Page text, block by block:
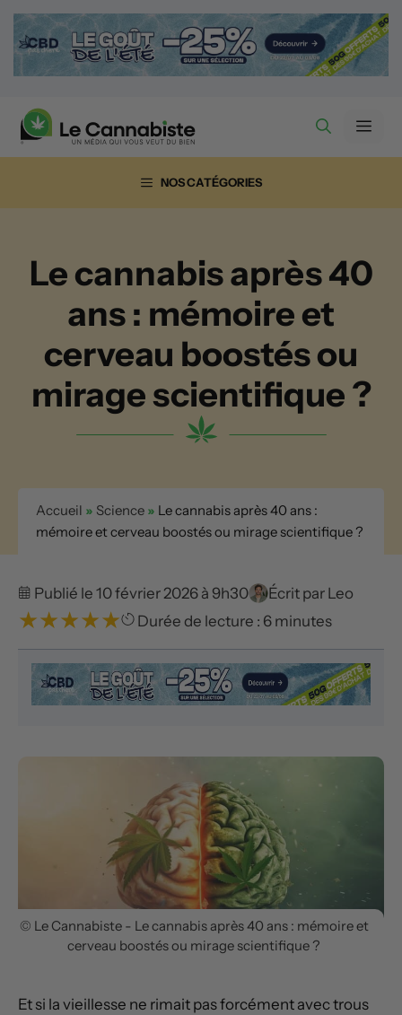
Aller
contenu
NOS CATÉGORIES
Le cannabis après 40
ans : mémoire et
cerveau boostés ou
mirage scientifique ?
Accueil » Science » Le cannabis après 40 ans :
mémoire et cerveau boostés ou mirage scientifique ?
Publié le 10 février 2026 à 9h30 Écrit par Leo
★★★★★ Durée de lecture : 6 minutes
© Le Cannabiste - Le cannabis après 40 ans : mémoire et
cerveau boostés ou mirage scientifique ?
Et si la vieillesse ne rimait pas forcément avec trous